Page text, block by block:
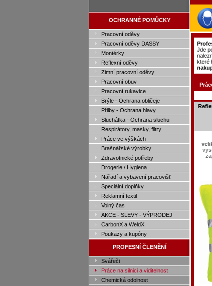
OCHRANNÉ POMŮCKY
Pracovní oděvy
Pracovní oděvy DASSY
Montérky
Reflexní oděvy
Zimní pracovní oděvy
Pracovní obuv
Pracovní rukavice
Brýle - Ochrana obličeje
Přilby - Ochrana hlavy
Sluchátka - Ochrana sluchu
Respirátory, masky, filtry
Práce ve výškách
Brašnářské výrobky
Zdravotnické potřeby
Drogerie / Hygiena
Nářadí a vybavení pracovišť
Speciální doplňky
Reklamní textil
Volný čas
AKCE - SLEVY - VÝPRODEJ
CarbonX a WeldX
Poukazy a kupóny
PROFESNÍ ČLENĚNÍ
Svářeči
Práce na silnici a viditelnost
Chemická odolnost
Jde
které